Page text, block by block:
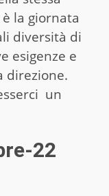
la giornata
diversità di
esigenze e
direzione.
un
22